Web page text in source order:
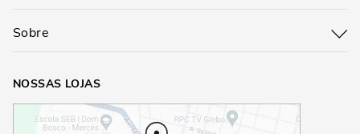
Sobre
NOSSAS LOJAS